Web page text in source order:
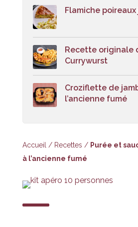
Flamiche
Recette originale
Currywurst
Croziflette de
l’ancienne fumé
Accueil/ Recettes / Purée et
à l’ancienne fumé